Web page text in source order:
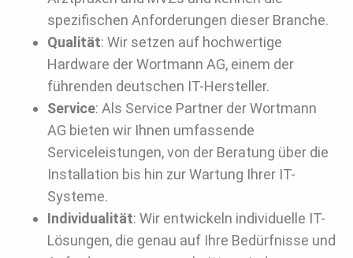
spezifischen Anforderungen dieser Branche.
Qualität: Wir setzen auf hochwertige
Hardware der Wortmann AG, einem der
führenden deutschen IT-Hersteller.
Service: Als Service Partner der Wortmann
AG bieten wir Ihnen umfassende
Serviceleistungen, von der Beratung über die
Installation bis hin zur Wartung Ihrer IT-
Systeme.
Individualität: Wir entwickeln individuelle IT-
Lösungen, die genau auf Ihre Bedürfnisse und